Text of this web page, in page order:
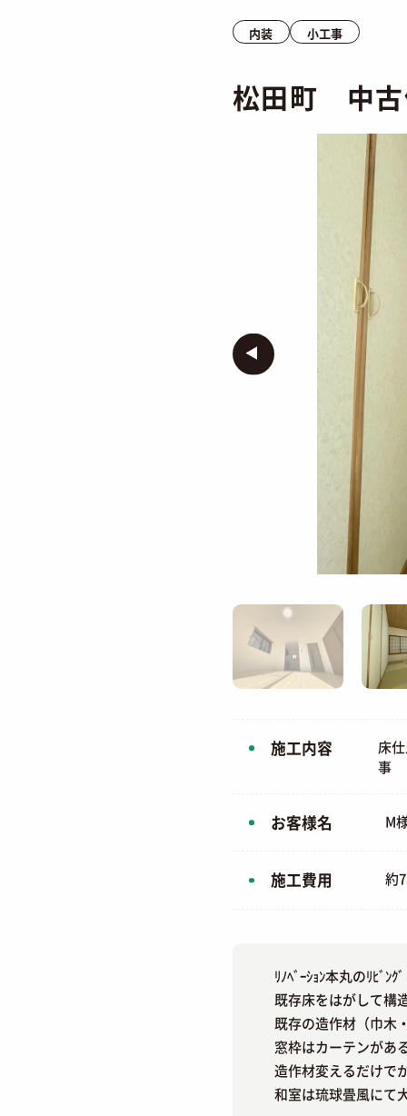
内装 小工事
松田町 中古
施工内容
床
事
お客様名 M
施工費用 約
ﾘﾉﾍﾞｰｼｮﾝ本丸のﾘﾋﾞﾝ
既存床をはがして構
既存の造作材（巾木
窓枠はカーテンがあ
造作材変えるだけで
和室は琉球畳風に